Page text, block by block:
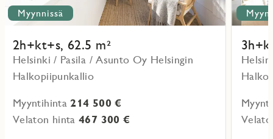
Myynnissä
2h+kt+s, 62.5 m²
Helsinki / Pasila / Asunto Oy Helsingin
Halkopiipunkallio
Myyntihinta 214 500 €
Velaton hinta467 300 €